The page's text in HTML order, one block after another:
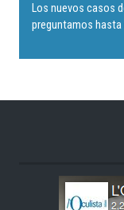
Los nuevos casos
preguntamos hasta